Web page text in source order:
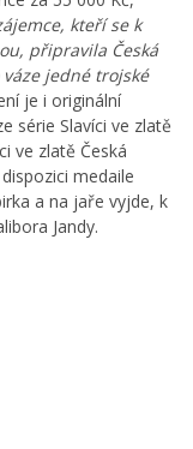
kteří se k
připravila Česká
jedné trojské
je i originální
série Slavíci ve zlatě
ve zlatě Česká
medaile
a na jaře vyjde, k
Jandy.